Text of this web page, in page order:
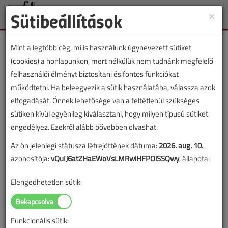
Toggle
Lapszám:
TARTALOM
Áttekintő táblázat HKL
Változó hűtőközeg-áramú
hőszivattyús berendezések
Összehasonlító táblázat
×
Sütibeállítások
Mint a legtöbb cég, mi is használunk úgynevezett sütiket
(cookies) a honlapunkon, mert nélkülük nem tudnánk megfelelő
felhasználói élményt biztosítani és fontos funkciókat
működtetni. Ha beleegyezik a sütik használatába, válassza azok
elfogadását. Önnek lehetősége van a feltétlenül szükséges
sütiken kívül egyénileg kiválasztani, hogy milyen típusú sütiket
engedélyez. Ezekről alább bővebben olvashat.
Az ön jelenlegi státusza létrejöttének dátuma:2026. aug. 10.,
azonosítója:vQuIJ6atZHaEWoVsLMRwiHFPOiSSQwy, állapota:
Elengedhetetlen sütik:
Funkcionális sütik: